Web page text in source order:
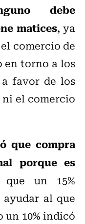
debe
matices, ya
comercio de
en torno a los
favor de los
el comercio
que compra
porque es
un 15%
al que
un 10% indicó